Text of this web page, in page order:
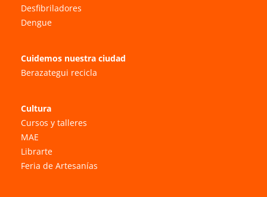
Desfibriladores
Dengue
Cuidemos nuestra ciudad
Berazategui recicla
Cultura
Cursos y talleres
MAE
Librarte
Feria de Artesanías